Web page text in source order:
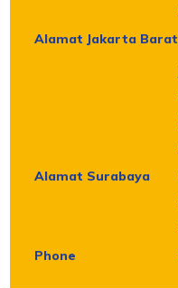
Alamat Jakarta Barat
Alamat Surabaya
Phone